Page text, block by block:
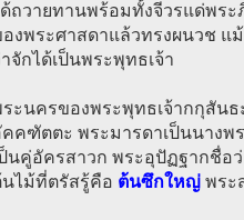
ถวายทานพร้อมทั้งจีวรแด่พร
งพระศาสดาแล้วทรงผนวช
จักได้เป็นพระพุทธเจ้า
ะนครของพระพุทธเจ้ากกุสัน
คคฑัตตะ พระมารดาเป็นนาง
นคู่อัครสาวก พระอุปัฏฐากชื่อ
นไม้ที่ตรัสรู้คือ ต้นซึกใหญ่ พระ